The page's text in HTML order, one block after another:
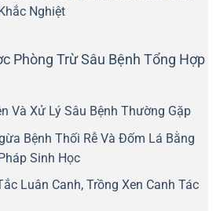
Nghiệt
Phòng Trừ Sâu Bệnh Tổng Hợp
Và Xử Lý Sâu Bệnh Thường Gặp
Bệnh Thối Rễ Và Đốm Lá Bằng
Sinh Học
Luân Canh, Trồng Xen Canh Tác